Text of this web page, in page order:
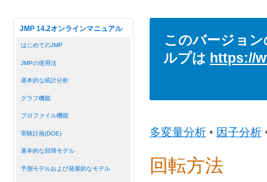
JMP 14.2オンラインマニュアル
はじめてのJMP
JMPの使用法
基本的な統計分析
グラフ機能
プロファイル機能
実験計画(DOE)
基本的な回帰モデル
予測モデルおよび発展的なモデル
このバージョ
ルプは https://
多変量分析 • 因子分析
回転方法